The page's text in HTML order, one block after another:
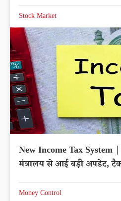
Stock Market
New Income Tax System |
मंत्रालय से आई बड़ी अपडेट,
Money Control